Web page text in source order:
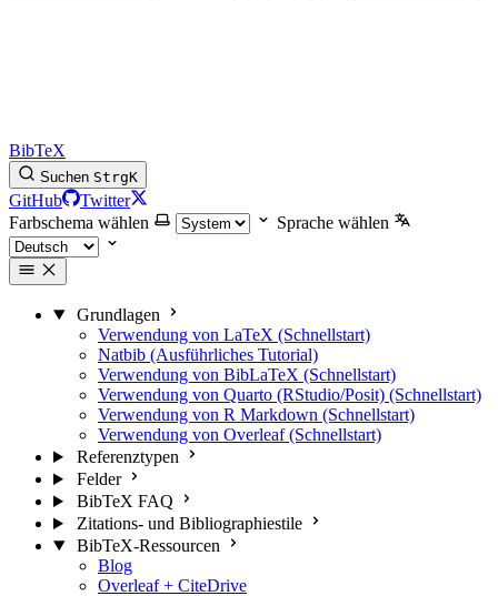
BibTeX
Suchen StrgK
GitHub
Twitter
Farbschema wählen
Sprache wählen
Grundlagen
Verwendung von LaTeX (Schnellstart)
Natbib (Ausführliches Tutorial)
Verwendung von BibLaTeX (Schnellstart)
Verwendung von Quarto (RStudio/Posit) (Schnellstart)
Verwendung von R Markdown (Schnellstart)
Verwendung von Overleaf (Schnellstart)
Referenztypen
Felder
BibTeX FAQ
Zitations- und Bibliographiestile
BibTeX-Ressourcen
Blog
Overleaf + CiteDrive